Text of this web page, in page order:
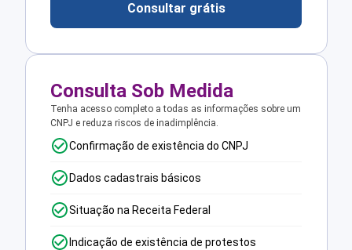
Consultar grátis
Consulta Sob Medida
Tenha acesso completo a todas as informações sobre um
CNPJ e reduza riscos de inadimplência.
Confirmação de existência do CNPJ
Dados cadastrais básicos
Situação na Receita Federal
Indicação de existência de protestos